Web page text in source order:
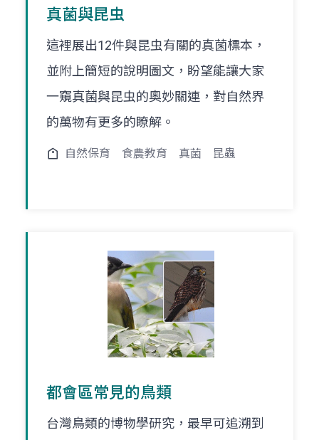
真菌與昆虫
這裡展出12件與昆虫有關的真菌標本，
並附上簡短的說明圖文，盼望能讓大家
一窺真菌與昆虫的奧妙關連，對自然界
的萬物有更多的瞭解。
自然保育 食農教育 真菌 昆蟲
都會區常見的鳥類
台灣鳥類的博物學研究，最早可追溯到